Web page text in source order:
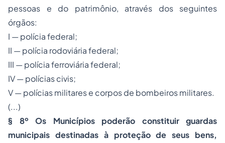
pessoas e do patrimônio, através dos seguintes
órgãos:
I — polícia federal;
II — polícia rodoviária federal;
III — polícia ferroviária federal;
IV — polícias civis;
V — polícias militares e corpos de bombeiros militares.
(...)
§ 8º Os Municípios poderão constituir guardas
municipais destinadas à proteção de seus bens,